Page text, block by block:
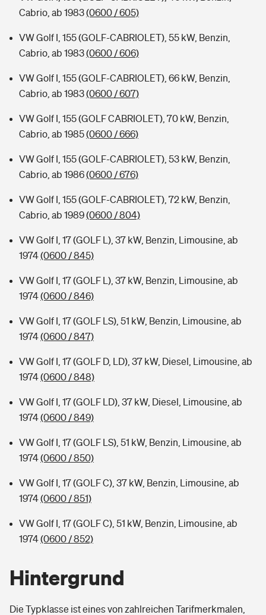
Cabrio, ab 1983(0600 / 605)
VW Golf I, 155 (GOLF-CABRIOLET), 55 kW, Benzin,
Cabrio, ab 1983(0600 / 606)
VW Golf I, 155 (GOLF-CABRIOLET), 66 kW, Benzin,
Cabrio, ab 1983(0600 / 607)
VW Golf I, 155 (GOLF CABRIOLET), 70 kW, Benzin,
Cabrio, ab 1985(0600 / 666)
VW Golf I, 155 (GOLF-CABRIOLET), 53 kW, Benzin,
Cabrio, ab 1986(0600 / 676)
VW Golf I, 155 (GOLF-CABRIOLET), 72 kW, Benzin,
Cabrio, ab 1989(0600 / 804)
VW Golf I, 17 (GOLF L), 37 kW, Benzin, Limousine, ab
1974(0600 / 845)
VW Golf I, 17 (GOLF L), 37 kW, Benzin, Limousine, ab
1974(0600 / 846)
VW Golf I, 17 (GOLF LS), 51 kW, Benzin, Limousine, ab
1974(0600 / 847)
VW Golf I, 17 (GOLF D, LD), 37 kW, Diesel, Limousine, ab
1974(0600 / 848)
VW Golf I, 17 (GOLF LD), 37 kW, Diesel, Limousine, ab
1974(0600 / 849)
VW Golf I, 17 (GOLF LS), 51 kW, Benzin, Limousine, ab
1974(0600 / 850)
VW Golf I, 17 (GOLF C), 37 kW, Benzin, Limousine, ab
1974(0600 / 851)
VW Golf I, 17 (GOLF C), 51 kW, Benzin, Limousine, ab
1974(0600 / 852)
Hintergrund
Die Typklasse ist eines von zahlreichen Tarifmerkmalen,